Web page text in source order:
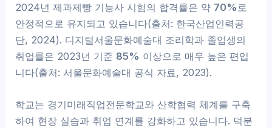
2024년 제과제빵 기능사 시험의 합격률은 약 70%로
안정적으로 유지되고 있습니다(출처: 한국산업인력공
단, 2024). 디지털서울문화예술대 조리학과 졸업생의
취업률은 2023년 기준 85% 이상으로 매우 높은 편입
니다(출처: 서울문화예술대 공식 자료, 2023).
학교는 경기미래직업전문학교와 산학협력 체계를 구축
하여 현장 실습과 취업 연계를 강화하고 있습니다. 덕분